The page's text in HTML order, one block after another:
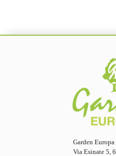
Garden
Via Esinate 5,